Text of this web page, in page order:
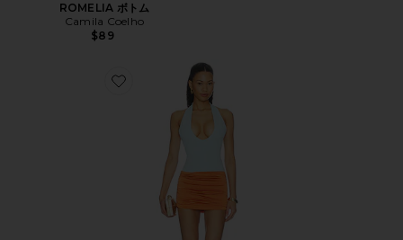
ROMELIA ボトム
Camila Coelho
$89
Favorite RADHIKA ドレス